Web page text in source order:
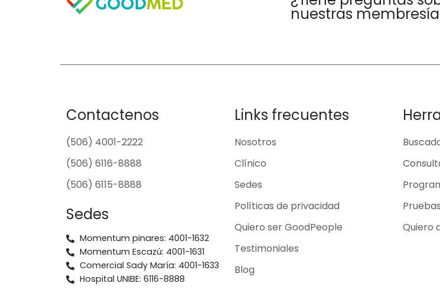
nuestras
Contactenos
(506) 4001-2222
(506) 6116-8888
(506) 6115-8888
Sedes
Momentum pinares: 4001-1632
Momentum Escazú: 4001-1631
Comercial Sady María: 4001-1633
Hospital UNIBE: 6116-8888
Links frecuentes
Nosotros
Clínico
Sedes
Políticas de privacidad
Quiero ser GoodPeople
Testimoniales
Blog
Quiero